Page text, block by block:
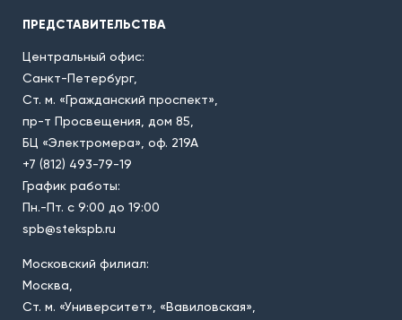
ПРЕДСТАВИТЕЛЬСТВА
Центральный офис:
Санкт-Петербург,
Ст. м. «Гражданский проспект»,
пр-т Просвещения, дом 85,
БЦ «Электромера», оф. 219А
+7 (812) 493-79-19
График работы:
Пн.-Пт. с 9:00 до 19:00
spb@stekspb.ru
Московский филиал:
Москва,
Ст. м. «Университет», «Вавиловская»,